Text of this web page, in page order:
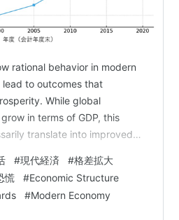
rational behavior in modern
to outcomes that
While global
in terms of GDP, this
translate into improved
#現代経済 #格差拡大
慌 #Economic Structure
#Modern Economy